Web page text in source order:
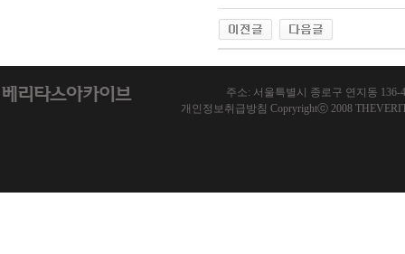
주소: 서울특별시 종로구 연지동 136-
개인정보취급방침 Copryrightⓒ 2008